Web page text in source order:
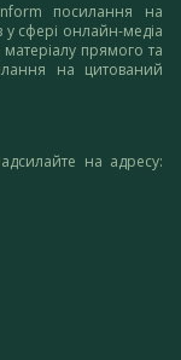
посилання на
у сфері онлайн-медіа
прямого та
на цитований
на адресу: